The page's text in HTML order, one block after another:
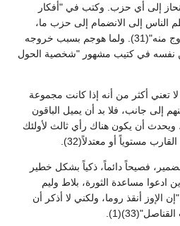
إلى أي حزب. وكتب في "أفكار
الناس إلى الانضمام إلى حزب ما،
والخجل يحول بينهم وبين الخروج منه"(31). ولما هوجم بسبب خروجه
نفسه في كتيب مشهور "شخصية الحول
تعني أكثر من أنه إذا كانت مجموعة
إلى جانب، فلا بد أن يميل الباقون
ويحدث أن يكون هناك رأي ثالث لأولئك
مستوياً أو معتدلاً(32).
فصيحاً دائماً، ذكياً بشكل خطير
ادعوا مساعدة الثورة، بلاط وليم
الإوز أنقذ روما، ولكني لا أذكر أن